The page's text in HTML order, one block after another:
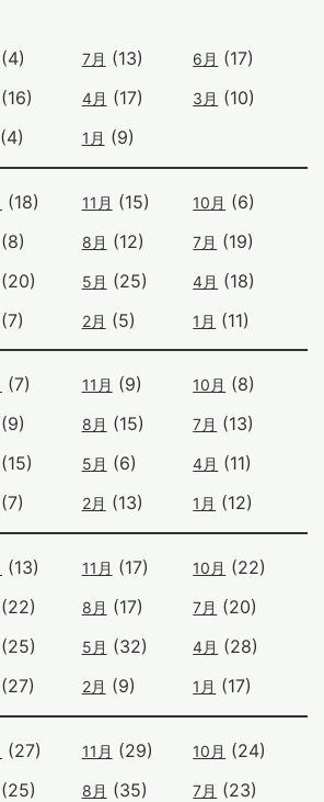
(4) 7月 (13) 6月 (17)
(16) 4月 (17) 3月 (10)
(4) 1月 (9)
(18) 11月 (15) 10月 (6)
(8) 8月 (12) 7月 (19)
(20) 5月 (25) 4月 (18)
(7) 2月 (5) 1月 (11)
(7) 11月 (9) 10月 (8)
(9) 8月 (15) 7月 (13)
(15) 5月 (6) 4月 (11)
(7) 2月 (13) 1月 (12)
(13) 11月 (17) 10月 (22)
(22) 8月 (17) 7月 (20)
(25) 5月 (32) 4月 (28)
(27) 2月 (9) 1月 (17)
(27) 11月 (29) 10月 (24)
(25) 8月 (35) 7月 (23)